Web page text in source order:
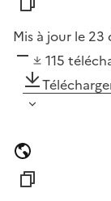
Mis à jour le
115